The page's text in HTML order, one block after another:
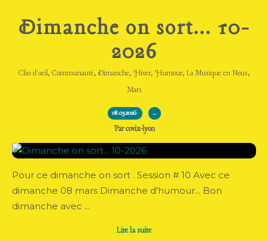
Dimanche on sort... 10-
2026
Clin d'oeil, Communauté, Dimanche, Hiver, Humour, La Musique en Nous,
Mars
08.03.2026 …
Par covix-lyon
Pour ce dimanche on sort . Session # 10 Avec ce
dimanche 08 mars Dimanche d'humour... Bon
dimanche avec ...
Lire la suite